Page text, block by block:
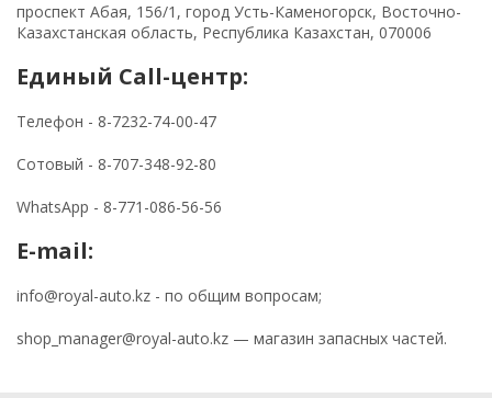
проспект Абая, 156/1, город Усть-Каменогорск, Восточно-
Казахстанская область, Республика Казахстан, 070006
Единый Call-центр:
Телефон - 8-7232-74-00-47
Сотовый - 8-707-348-92-80
WhatsApp - 8-771-086-56-56
Е-mail:
info@royal-auto.kz - по общим вопросам;
shop_manager@royal-auto.kz — магазин запасных частей.